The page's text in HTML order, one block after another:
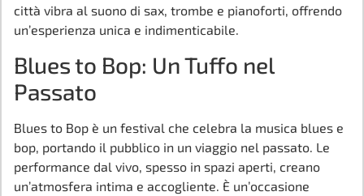
città vibra al suono di sax, trombe e pianoforti, offrendo
un’esperienza unica e indimenticabile.
Blues to Bop: Un Tuffo nel
Passato
Blues to Bop è un festival che celebra la musica blues e
bop, portando il pubblico in un viaggio nel passato. Le
performance dal vivo, spesso in spazi aperti, creano
un’atmosfera intima e accogliente. È un’occasione